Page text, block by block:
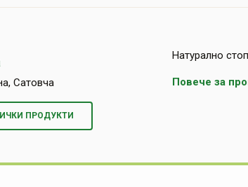
Сатовча
ПРОДУКТИ
Натурално
Повече за